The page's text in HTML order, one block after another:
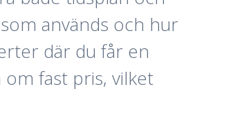
används och hur
där du får en
om fast pris, vilket